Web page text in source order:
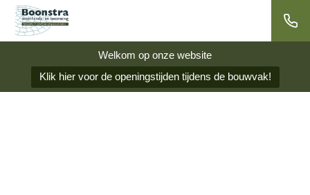
Welkom op onze website
Klik hier voor de openingstijden tijdens de bouwvak!